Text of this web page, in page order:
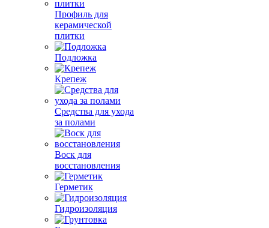
Профиль для
керамической
плитки
Подложка
Крепеж
Средства для ухода
за полами
Воск для
восстановления
Герметик
Гидроизоляция